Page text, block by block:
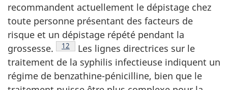
recommandent actuellement le dépistage chez
toute personne présentant des facteurs de
risque et un dépistage répété pendant la
grossesse.
Note de bas de page
12
Les lignes directrices sur le
traitement de la syphilis infectieuse indiquent un
régime de benzathine-pénicilline, bien que le